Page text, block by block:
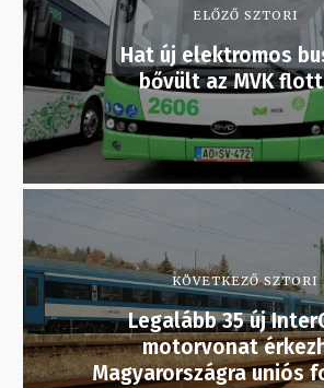
ELŐZŐ SZTORI
Hat új elektromos
bővült az MVK
KÖVETKEZŐ SZTORI
Legalább 35 új
motorvonat
Magyarországra uniós